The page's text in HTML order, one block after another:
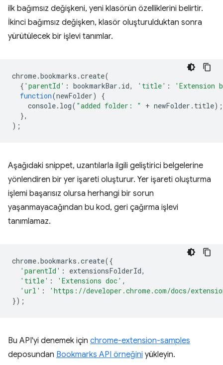
ilk bağımsız değişkeni, yeni klasörün özelliklerini belirtir.
İkinci bağımsız değişken, klasör oluşturulduktan sonra
yürütülecek bir işlevi tanımlar.
chrome.bookmarks .create(
{ 'parentId' : bookmarkBar . id, 'title' :
'Extension
function(newFolder)
{
console. log( "added folder: " + newFolder . title);
},
);
Aşağıdaki snippet, uzantılarla ilgili geliştirici belgelerine
yönlendiren bir yer işareti oluşturur. Yer işareti oluşturma
işlemi başarısız olursa herhangi bir sorun
yaşanmayacağından bu kod, geri çağırma işlevi
tanımlamaz.
chrome.bookmarks .create({
'parentId' : extensionsFolderId,
'title' : 'Extensions doc' ,
'url' :
'https://developer.chrome.com/docs/
});
Bu API'yi denemek için chrome-extension-samples
deposundan Bookmarks API örneğini yükleyin.